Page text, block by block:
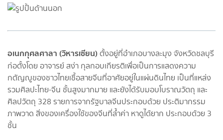
อเนกกุศลศาลา (วิหารเซียน)ตั้งอยู่ที่อำเภอบางละมุง จังหวัดชลบุรี
ก่อตั้งโดย อาจารย์ สง่า กุลกอบเกียรติเพื่อเป็นการแสดงความ
กตัญญูของชาวไทยเชื้อสายจีนที่อาศัยอยู่ในแผ่นดินไทย เป็นที่แหล่ง
รวมศิลปะไทย-จีน ชั้นสูงมากมาย และยังได้รับมอบโบราณวัตถุ และ
ศิลปวัตถุ 328 รายการจากรัฐบาลจีนประกอบด้วย ประติมากรรม
ภาพวาด สิ่งของเครื่องใช้ของจีนที่ล้ำค่า หาดูได้ยาก ประกอบด้วย 3
ชั้น